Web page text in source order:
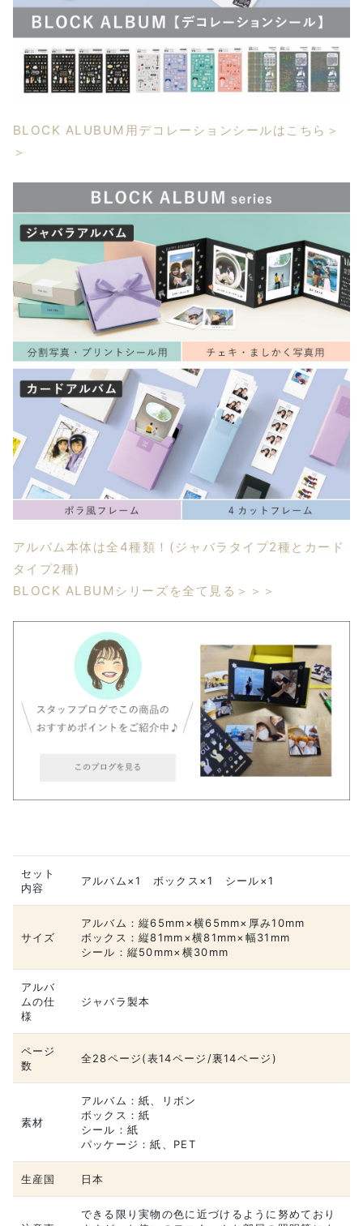
BLOCK ALUBUM用デコレーションシールはこちら＞
＞
アルバム本体は全4種類！(ジャバラタイプ2種とカード
タイプ2種)
BLOCK ALBUMシリーズを全て見る＞＞＞
セット
内容
アルバム×1 ボックス×1 シール×1
サイズ
アルバム：縦65mm×横65mm×厚み10mm
ボックス：縦81mm×横81mm×幅31mm
シール：縦50mm×横30mm
アルバ
ムの仕
様
ジャバラ製本
ページ
数
全28ページ(表14ページ/裏14ページ)
素材
アルバム：紙、リボン
ボックス：紙
シール：紙
パッケージ：紙、PET
生産国 日本
できる限り実物の色に近づけるように努めており